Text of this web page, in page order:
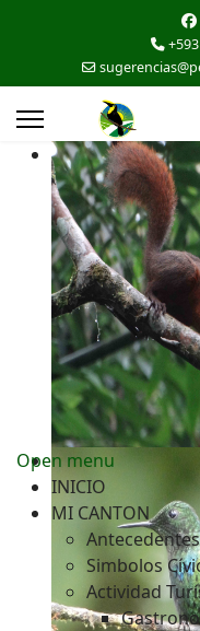
Open menu
INICIO
MI CANTON
Simbolos
Actividad